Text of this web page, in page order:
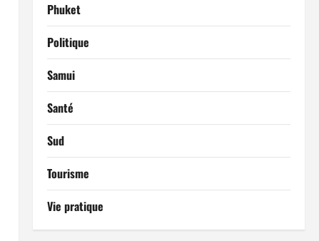
Phuket
Politique
Samui
Santé
Sud
Tourisme
Vie pratique